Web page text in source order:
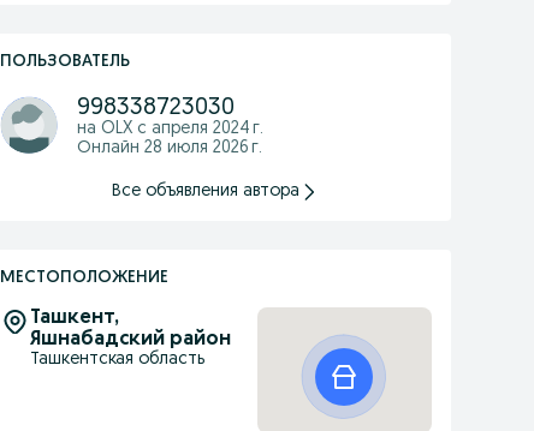
ПОЛЬЗОВАТЕЛЬ
998338723030
на OLX с апреля 2024 г.
Онлайн 28 июля 2026 г.
Все объявления автора
МЕСТОПОЛОЖЕНИЕ
Ташкент,
Яшнабадский район
Ташкентская область